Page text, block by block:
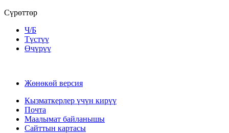
Сүрөттөр
Ч/Б
Түстүү
Өчүрүү
Жөнөкөй версия
Кызматкерлер үчүн кирүү
Почта
Маалымат байланышы
Сайттын картасы